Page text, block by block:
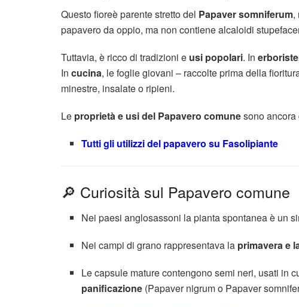
Questo fioreè parente stretto del Papaver somniferum,
papavero da oppio, ma non contiene alcaloidi
Tuttavia, è ricco di tradizioni e usi popolari. In
In cucina, le foglie giovani – raccolte prima della
minestre, insalate o ripieni.
Le proprietà e usi del Papavero comunesono
Tutti gli utilizzi del papavero su Fasolipiante
🔎 Curiosità sul Papavero comune
Nei paesi anglosassoni la pianta spontanea è un
Nei campi di grano rappresentava la primavera e
Le capsule mature contengono semi neri, usati in
panificazione (Papaver nigrum o Papaver